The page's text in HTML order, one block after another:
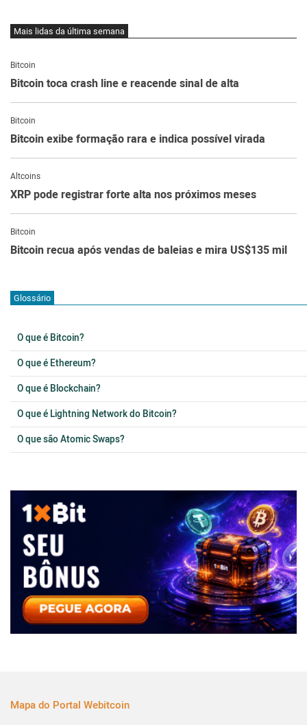
Mais lidas da última semana
Bitcoin
Bitcoin toca crash line e reacende sinal de alta
Bitcoin
Bitcoin exibe formação rara e indica possível virada
Altcoins
XRP pode registrar forte alta nos próximos meses
Bitcoin
Bitcoin recua após vendas de baleias e mira US$135 mil
Glossário
O que é Bitcoin?
O que é Ethereum?
O que é Blockchain?
O que é Lightning Network do Bitcoin?
O que são Atomic Swaps?
Mapa do Portal Webitcoin